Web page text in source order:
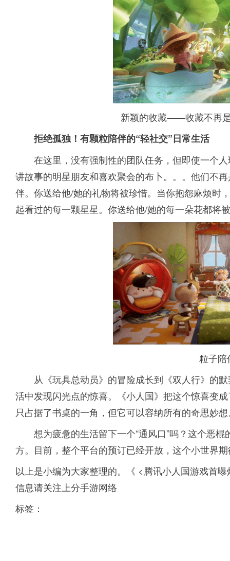
新颖的收藏——收藏不再
拒绝孤独！有颗粒陪伴的“轻社交”日常生活
在这里，没有强制性的团队任务，但即使一个
讲故事的明星朋友和喜欢聚会的布卜。。。他们不
伴。你送给他/她的礼物将被珍惜。当你抱怨麻烦时
起看过的每一颗星星。你送给他/她的每一朵花都将
粒子陪
从《玩具总动员》的冒险成长到《双人行》的
活中发现闪光点的惊喜。《小人国》把这个惊喜
只占据了书桌的一角，但它可以容纳所有的奇思妙
想为疲惫的生活留下一个“通风口”吗？这个恶
方。目前，整个平台的预订已经开放，这个小世界
以上是小编为大家整理的。《 <腾讯小人国游戏首
信息请关注上分手游网络
标签：